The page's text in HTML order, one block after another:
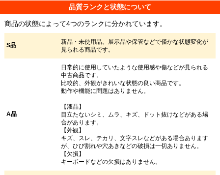
品質ランクと状態について
商品の状態によって4つのランクに分かれています。
S品
新品・未使用品。展示品や保管などで僅かな状態変化が
見られる商品です。
A品
日常的に使用していたような使用感や傷などが見られる
中古商品です。
比較的、外観がきれいな状態の良い商品です。
動作や機能に問題はありません。
【液晶】
目立たないシミ、ムラ、キズ、ドット抜けなどがある場
合があります。
【外観】
キズ、スレ、テカリ、文字スレなどがある場合あります
が、ひび割れや穴あきなどの破損は一切ありません。
【欠損】
キーボードなどの欠損はありません。